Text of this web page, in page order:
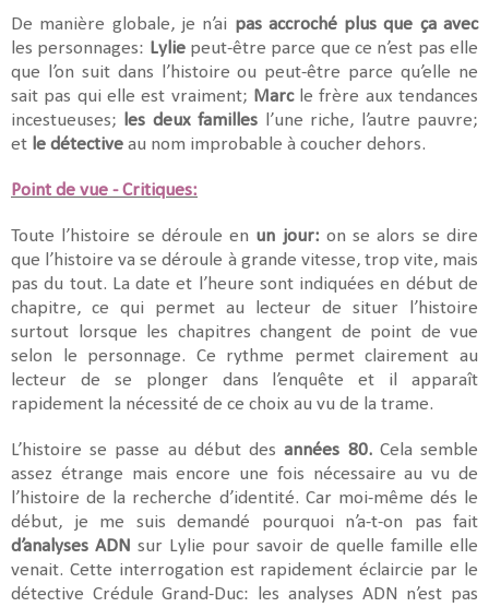
De manière globale, je n’ai pas accroché plus que ça avec
les personnages: Lylie peut-être parce que ce n’est pas elle
que l’on suit dans l’histoire ou peut-être parce qu’elle ne
sait pas qui elle est vraiment; Marcle frère aux tendances
incestueuses;
les deux familles l’une riche, l’autre pauvre;
et le détective au nom improbable à coucher dehors.
Point de vue - Critiques:
Toute l’histoire se déroule en un jour: on se alors se dire
que l’histoire va se déroule à grande vitesse, trop vite, mais
pas du tout. La date et l’heure sont indiquées en début de
chapitre, ce qui permet au lecteur de situer l’histoire
surtout lorsque les chapitres changent de point de vue
selon le personnage. Ce rythme permet clairement au
lecteur de se plonger dans l’enquête et il apparaît
rapidement la nécessité de ce choix au vu de la trame.
L’histoire se passe au début desannées 80.Cela semble
assez étrange mais encore une fois nécessaire au vu de
l’histoire de la recherche d’identité. Car moi-même dés le
début, je me suis demandé pourquoi n’a-t-on pas fait
d’analyses ADN sur Lylie pour savoir de quelle famille elle
venait. Cette interrogation est rapidement éclaircie par le
détective Crédule Grand-Duc: les analyses ADN n’est pas